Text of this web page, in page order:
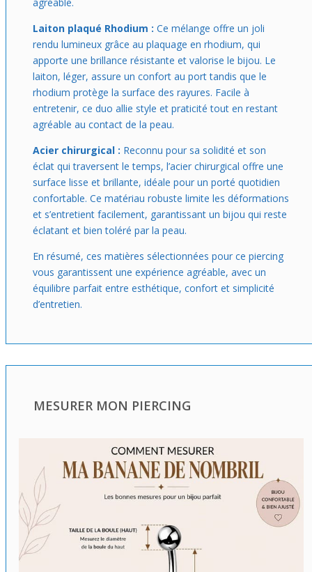
Laiton plaqué Rhodium : Ce mélange offre un joli
rendu lumineux grâce au plaquage en rhodium, qui
apporte une brillance résistante et valorise le bijou. Le
laiton, léger, assure un confort au port tandis que le
rhodium protège la surface des rayures. Facile à
entretenir, ce duo allie style et praticité tout en restant
agréable au contact de la peau.
Acier chirurgical : Reconnu pour sa solidité et son
éclat qui traversent le temps, l’acier chirurgical offre une
surface lisse et brillante, idéale pour un porté quotidien
confortable. Ce matériau robuste limite les déformations
et s’entretient facilement, garantissant un bijou qui reste
éclatant et bien toléré par la peau.
En résumé, ces matières sélectionnées pour ce piercing
vous garantissent une expérience agréable, avec un
équilibre parfait entre esthétique, confort et simplicité
d’entretien.
MESURER MON PIERCING